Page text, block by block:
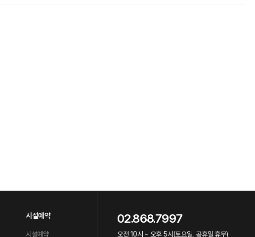
시설예약
시설예약
02.868.7997
오전 10시 ~ 오후 5시(토요일, 공휴일 휴무)